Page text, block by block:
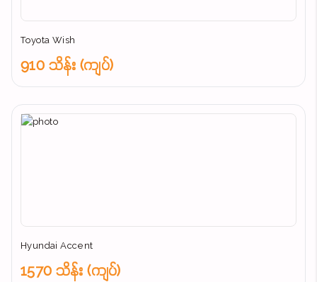
Toyota Wish
910 သိန်း (ကျပ်)
Hyundai Accent
1570 သိန်း (ကျပ်)